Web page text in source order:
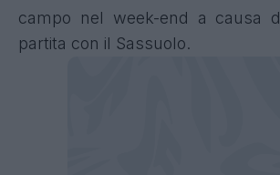
campo nel week-end a causa
partita con il Sassuolo.